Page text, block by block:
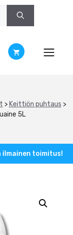
> Keittiön puhtaus >
5L
ilmainen toimitus!